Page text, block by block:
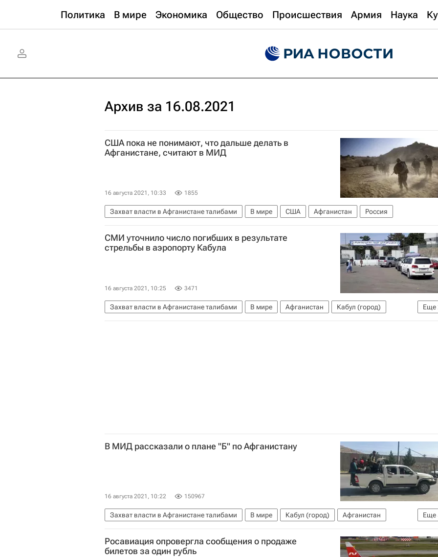
Политика В мире Экономика Общество Происшествия Армия Наука
Архив за 16.08.2021
США пока не понимают, что дальше делать в
Афганистане, считают в МИД
16 августа 2021, 10:33 1855
Захват власти в Афганистане талибами В мире США Афганистан Россия
СМИ уточнило число погибших в результате
стрельбы в аэропорту Кабула
16 августа 2021, 10:25 3471
Еще
Захват власти в Афганистане талибами В мире Афганистан
Кабул (город)
Талибан
Замир Кабулов
В МИД рассказали о плане "Б" по Афганистану
16 августа 2021, 10:22 150967
Еще
Захват власти в Афганистане талибами В мире Кабул (город)
Афганистан
Министерство иностранных дел Российской Федерации (МИД РФ)
Замир Кабулов
Россия
Талибан Азия
Росавиация опровергла сообщения о продаже
билетов за один рубль